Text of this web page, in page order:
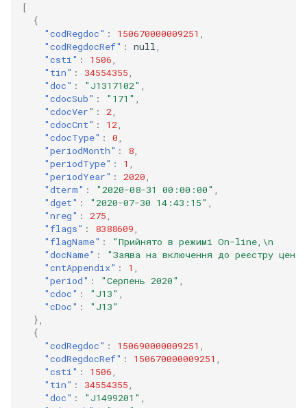
[
{
"codRegdoc" : 150670000009251
"codRegdocRef" : null
"csti" : 1506
"tin" : 34554355
"doc" : "J1317102"
"cdocSub" : "171"
"cdocVer" : 2
"cdocCnt" : 12
"cdocType" : 0
"periodMonth" : 8
"periodType" : 1
"periodYear" : 2020
"dterm" : "2020-08-31 00:00:00"
"dget" : "2020-07-30 14:43:15"
"nreg" : 275
"flags" : 8388609
"flagName" :
"Прийнято в режимі On-line,\n
"docName" :
"Заява на включення до реєстру
"cntAppendix" : 1
"period" : "Серпень 2020"
"cdoc" : "J13"
"cDoc" :
"J13"
},
{
"codRegdoc" : 150690000009251
"codRegdocRef" : 150670000009251
"csti" : 1506
"tin" : 34554355
"doc" : "J1499201"